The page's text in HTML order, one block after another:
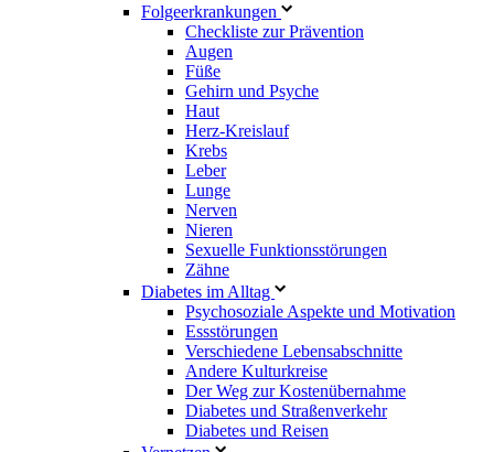
Folgeerkrankungen
Checkliste zur Prävention
Augen
Füße
Gehirn und Psyche
Haut
Herz-Kreislauf
Krebs
Leber
Lunge
Nerven
Nieren
Sexuelle Funktionsstörungen
Zähne
Diabetes im Alltag
Psychosoziale Aspekte und Motivation
Essstörungen
Verschiedene Lebensabschnitte
Andere Kulturkreise
Der Weg zur Kostenübernahme
Diabetes und Straßenverkehr
Diabetes und Reisen